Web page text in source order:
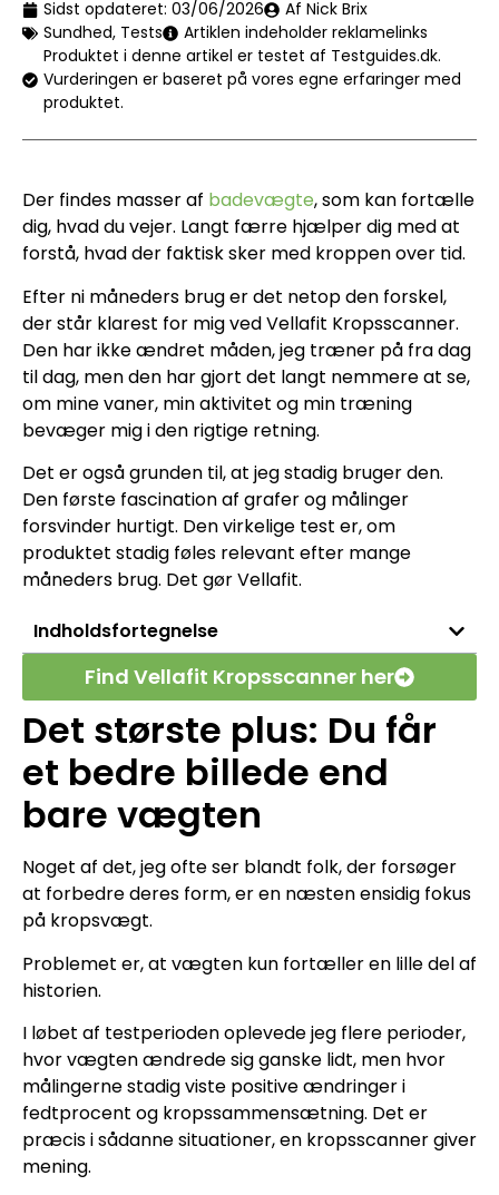
Sidst opdateret: 03/06/2026
Af Nick Brix
Sundhed, Tests
Artiklen indeholder reklamelinks
Produktet i denne artikel er testet af Testguides.dk.
Vurderingen er baseret på vores egne erfaringer med
produktet.
Der findes masser af badevægte, som kan fortælle
dig, hvad du vejer. Langt færre hjælper dig med at
forstå, hvad der faktisk sker med kroppen over tid.
Efter ni måneders brug er det netop den forskel,
der står klarest for mig ved Vellafit Kropsscanner.
Den har ikke ændret måden, jeg træner på fra dag
til dag, men den har gjort det langt nemmere at se,
om mine vaner, min aktivitet og min træning
bevæger mig i den rigtige retning.
Det er også grunden til, at jeg stadig bruger den.
Den første fascination af grafer og målinger
forsvinder hurtigt. Den virkelige test er, om
produktet stadig føles relevant efter mange
måneders brug. Det gør Vellafit.
Indholdsfortegnelse
Find Vellafit Kropsscanner her
Det største plus: Du får
et bedre billede end
bare vægten
Noget af det, jeg ofte ser blandt folk, der forsøger
at forbedre deres form, er en næsten ensidig fokus
på kropsvægt.
Problemet er, at vægten kun fortæller en lille del af
historien.
I løbet af testperioden oplevede jeg flere perioder,
hvor vægten ændrede sig ganske lidt, men hvor
målingerne stadig viste positive ændringer i
fedtprocent og kropssammensætning. Det er
præcis i sådanne situationer, en kropsscanner giver
mening.